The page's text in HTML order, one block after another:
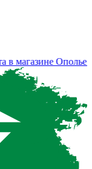
магазине Ополье